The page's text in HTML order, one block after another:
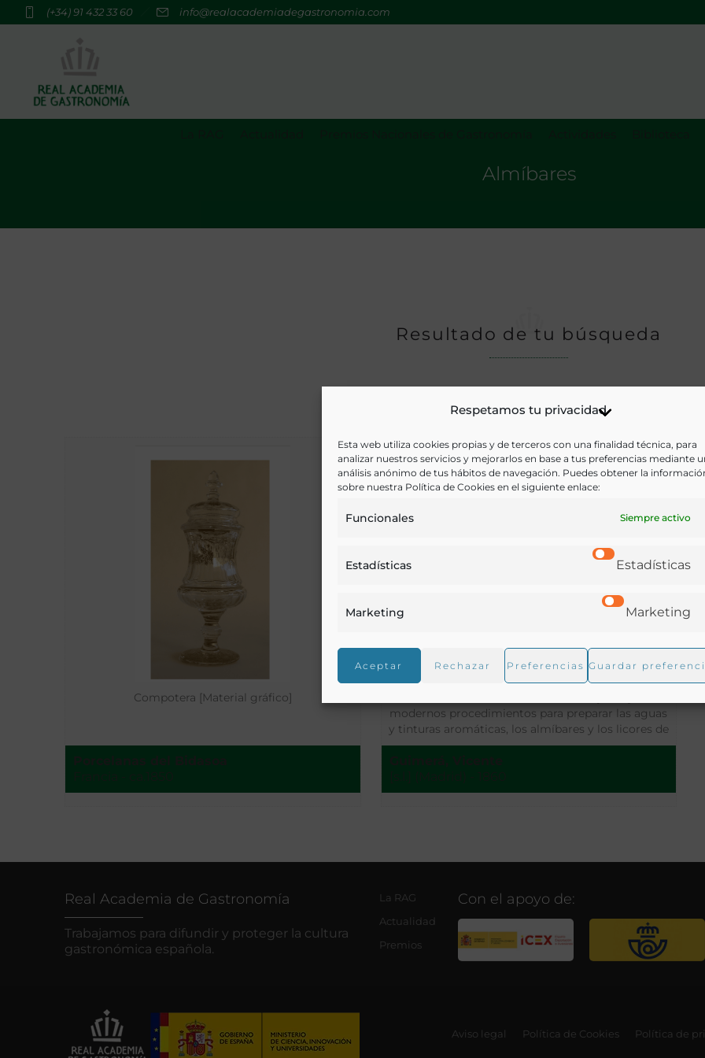
Respetamos tu privacidad
Esta web utiliza cookies propias y de terceros con una finalidad técnica, para
analizar nuestros servicios y mejorarlos en base a tus preferencias mediante
análisis anónimo de tus hábitos de navegación. Puedes obtener la
sobre nuestra Política de Cookies en el siguiente enlace:
Funcionales Siempre activo
Estadísticas Estadísticas
Marketing Marketing
Aceptar Rechazar Preferencias Guardar
(+34) 91 432 33 60 info@realacademiadegastronomia.com
Almíbares
Resultado de tu búsqueda
Compotera [Material gráfico]
modernos procedimientos para preparar las aguas
y tinturas aromáticas, los almíbares y los licores de
todas clases con arreglo a las prescripciones de
Real Academia de Gastronomía
Trabajamos para difundir y proteger la cultura
gastronómica española.
La RAG
Actualidad
Premios
Con el apoyo de:
Aviso legal Política de Cookies Política de